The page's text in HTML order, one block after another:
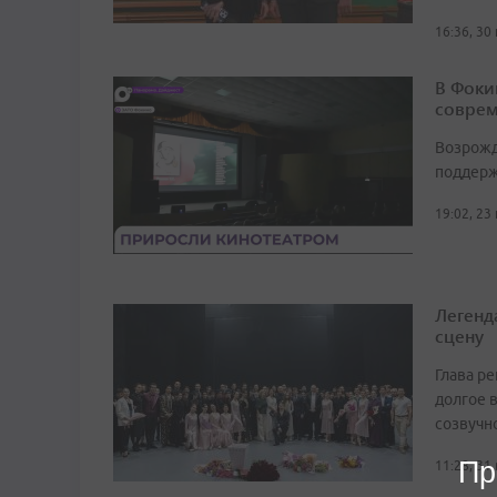
16:36,
В
19:02,
сцену
Глава
долгое
11:28, 31